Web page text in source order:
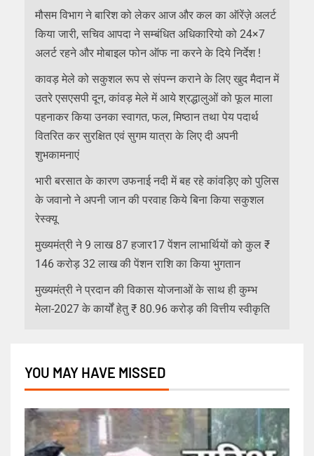
मौसम विभाग ने बारिश को लेकर आज और कल का ऑरेंज़े अलर्ट
किया जारी, सचिव आपदा ने सम्बंधित अधिकारियो को 24×7
अलर्ट रहने और मोबाइल फोन ऑफ ना करने के दिये निर्देश !
कावड़ मेले को सकुशल रूप से संपन्न कराने के लिए खुद मैदान में
उतरे एसएसपी दून, कांवड़ मेले में आये श्रद्धालुओं को फूल माला
पहनाकर किया उनका स्वागत, फल, मिष्ठान तथा पेय पदार्थ
वितरित कर सुरक्षित एवं सुगम यात्रा के लिए दी अपनी
शुभकामनाएं
भारी बरसात के कारण उफनाई नदी में बह रहे कांवड़िए को पुलिस
के जवानो ने अपनी जान की परवाह किये बिना किया सकुशल
रेस्क्यू
मुख्यमंत्री ने 9 लाख 87 हजार17 पेंशन लाभार्थियों को कुल ₹
146 करोड़ 32 लाख की पेंशन राशि का किया भुगतान
मुख्यमंत्री ने प्रदान की विकास योजनाओं के साथ ही कुम्भ
मेला-2027 के कार्यों हेतु ₹ 80.96 करोड़ की वित्तीय स्वीकृति
YOU MAY HAVE MISSED